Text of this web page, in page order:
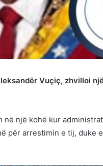
Vuçiç, zhvilloi
në një kohë kur
për arrestimin e tij, duke